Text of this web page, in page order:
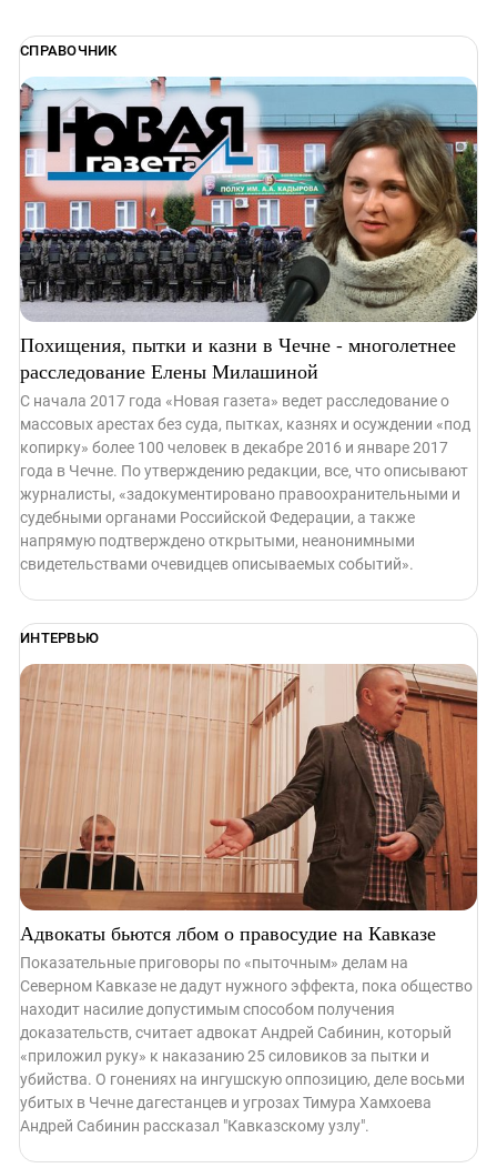
СПРАВОЧНИК
Похищения, пытки и казни в Чечне - многолетнее
расследование Елены Милашиной
С начала 2017 года «Новая газета» ведет расследование о
массовых арестах без суда, пытках, казнях и осуждении «под
копирку» более 100 человек в декабре 2016 и январе 2017
года в Чечне. По утверждению редакции, все, что описывают
журналисты, «задокументировано правоохранительными и
судебными органами Российской Федерации, а также
напрямую подтверждено открытыми, неанонимными
свидетельствами очевидцев описываемых событий».
ИНТЕРВЬЮ
Адвокаты бьются лбом о правосудие на Кавказе
Показательные приговоры по «пыточным» делам на
Северном Кавказе не дадут нужного эффекта, пока общество
находит насилие допустимым способом получения
доказательств, считает адвокат Андрей Сабинин, который
«приложил руку» к наказанию 25 силовиков за пытки и
убийства. О гонениях на ингушскую оппозицию, деле восьми
убитых в Чечне дагестанцев и угрозах Тимура Хамхоева
Андрей Сабинин рассказал "Кавказскому узлу".